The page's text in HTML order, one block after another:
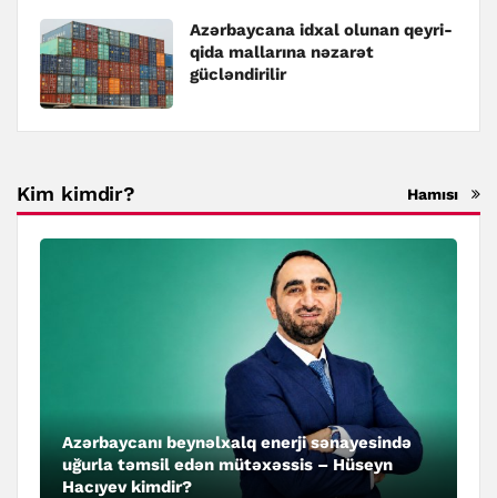
Azərbaycana idxal olunan qeyri-
qida mallarına nəzarət
gücləndirilir
Kim kimdir? Hamısı
Azərbaycanı beynəlxalq enerji sənayesində
uğurla təmsil edən mütəxəssis – Hüseyn
Hacıyev kimdir?